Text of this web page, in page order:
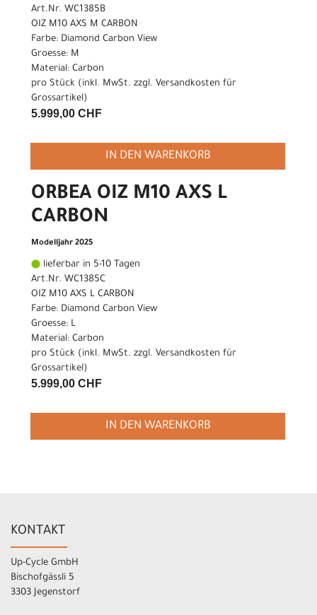
Art.Nr. WC1385B
OIZ M10 AXS M CARBON
Farbe: Diamond Carbon View
Groesse: M
Material: Carbon
pro Stück (inkl. MwSt. zzgl. Versandkosten für
Grossartikel)
5.999,00 CHF
IN DEN WARENKORB
ORBEA OIZ M10 AXS L
CARBON
Modelljahr 2025
lieferbar in 5-10 Tagen
Art.Nr. WC1385C
OIZ M10 AXS L CARBON
Farbe: Diamond Carbon View
Groesse: L
Material: Carbon
pro Stück (inkl. MwSt. zzgl. Versandkosten für
Grossartikel)
5.999,00 CHF
IN DEN WARENKORB
KONTAKT
Up-Cycle GmbH
Bischofgässli 5
3303 Jegenstorf